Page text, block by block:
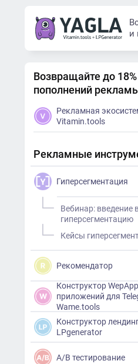
и
Возвращайте до 18%
пополнений
Рекламная
Vitamin.tools
Рекламные
Гиперсегментация
Вебинар: введение
гиперсегментацию
Кейсы
Рекомендатор
Конструктор
приложений для
Wame.tools
Конструктор
LPgenerator
A/B тестирование